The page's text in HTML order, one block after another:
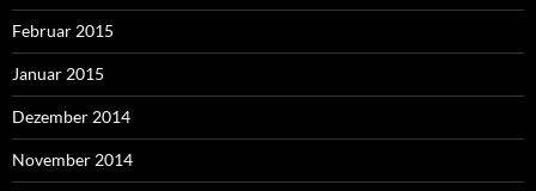
Februar 2015
Januar 2015
Dezember 2014
November 2014